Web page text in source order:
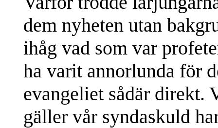
dem nyheten utan
ihåg vad som var
ha varit annorlunda för
evangeliet sådär direkt.
gäller vår syndaskuld